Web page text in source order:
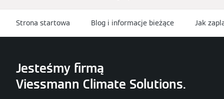
Strona startowa Blog i informacje bieżące Jak
Jesteśmy firmą
Viessmann Climate Solutions.